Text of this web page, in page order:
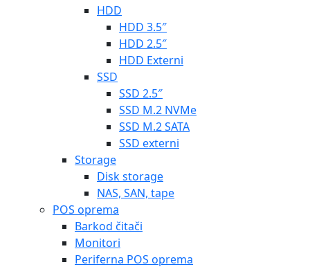
HDD
HDD 3.5″
HDD 2.5″
HDD Externi
SSD
SSD 2.5″
SSD M.2 NVMe
SSD M.2 SATA
SSD externi
Storage
Disk storage
NAS, SAN, tape
POS oprema
Barkod čitači
Monitori
Periferna POS oprema